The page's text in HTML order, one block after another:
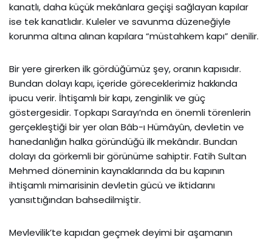
kanatlı, daha küçük mekânlara geçişi sağlayan kapılar
ise tek kanatlıdır. Kuleler ve savunma düzeneğiyle
korunma altına alınan kapılara “müstahkem kapı” denilir.
Bir yere girerken ilk gördüğümüz şey, oranın kapısıdır.
Bundan dolayı kapı, içeride göreceklerimiz hakkında
ipucu verir. İhtişamlı bir kapı, zenginlik ve güç
göstergesidir. Topkapı Sarayı’nda en önemli törenlerin
gerçekleştiği bir yer olan Bâb-ı Hümâyûn, devletin ve
hanedanlığın halka göründüğü ilk mekândır. Bundan
dolayı da görkemli bir görünüme sahiptir. Fatih Sultan
Mehmed döneminin kaynaklarında da bu kapının
ihtişamlı mimarisinin devletin gücü ve iktidarını
yansıttığından bahsedilmiştir.
Mevlevilik’te kapıdan geçmek deyimi bir aşamanın